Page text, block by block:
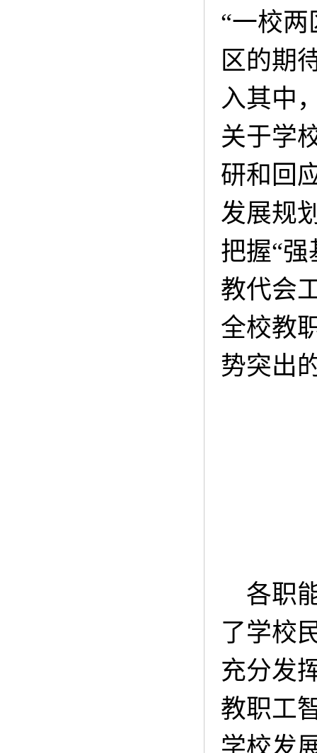
“一校
区的期
入其中
关于学
研和回
发展规
把握“
教代会
全校教
势突出
各职
了学校
充分发
教职工